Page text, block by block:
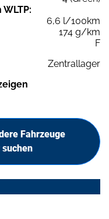
6,6 l/100km
174 g/km
F
Zentrallager
Fahrzeuge